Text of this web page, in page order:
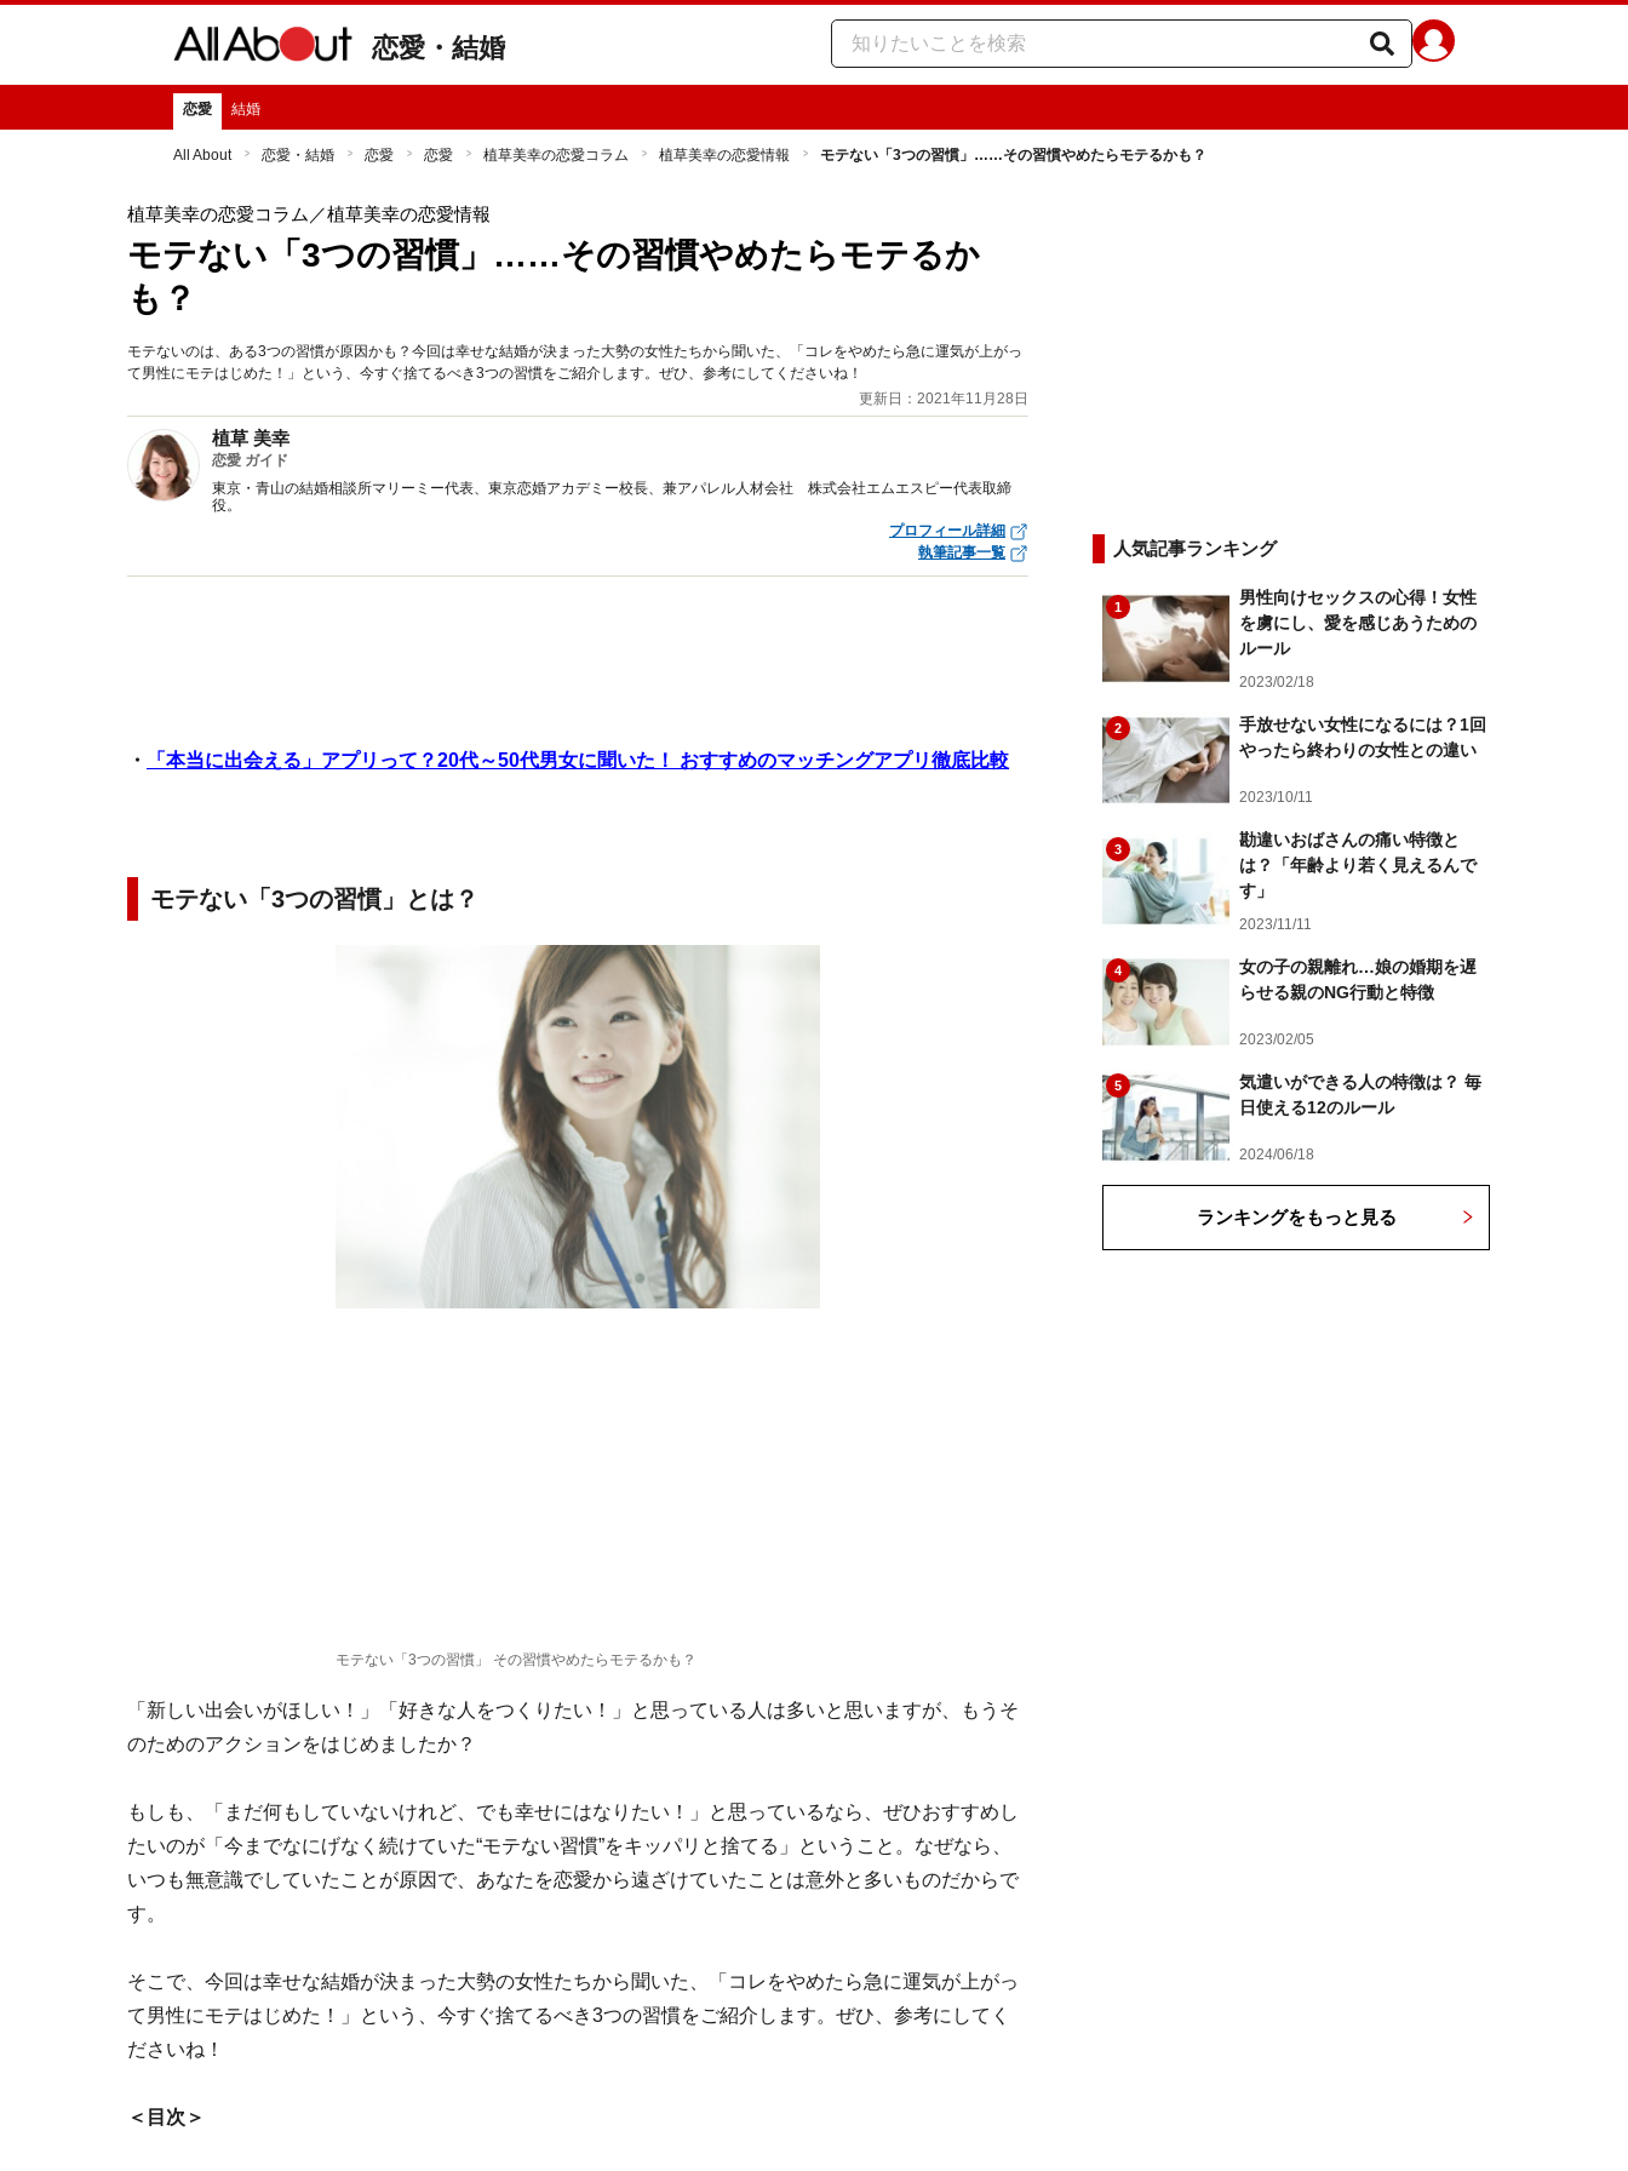
恋愛・結婚
恋愛 結婚
All About 恋愛・結婚 恋愛 恋愛 植草美幸の恋愛コラム 植草美幸の恋愛情報 モテない「3つの習慣」……その習慣やめたらモテるかも？
植草美幸の恋愛コラム ／植草美幸の恋愛情報
モテない「3つの習慣」……その習慣やめたらモテるか
も？
モテないのは、ある3つの習慣が原因かも？今回は幸せな結婚が決まった大勢の女性たちから聞いた、「コレをやめたら急に運気が上がっ
て男性にモテはじめた！」という、今すぐ捨てるべき3つの習慣をご紹介します。ぜひ、参考にしてくださいね！
更新日：2021年11月28日
植草 美幸
恋愛 ガイド
東京・青山の結婚相談所マリーミー代表、東京恋婚アカデミー校長、兼アパレル人材会社 株式会社エムエスピー代表取締
役。
プロフィール詳細
執筆記事一覧
・ 「本当に出会える」アプリって？20代～50代男女に聞いた！ おすすめのマッチングアプリ徹底比較
モテない「3つの習慣」とは？
モテない「3つの習慣」 その習慣やめたらモテるかも？
「新しい出会いがほしい！」「好きな人をつくりたい！」と思っている人は多いと思いますが、もうそ
のためのアクションをはじめましたか？
もしも、「まだ何もしていないけれど、でも幸せにはなりたい！」と思っているなら、ぜひおすすめし
たいのが「今までなにげなく続けていた“モテない習慣”をキッパリと捨てる」ということ。なぜなら、
いつも無意識でしていたことが原因で、あなたを恋愛から遠ざけていたことは意外と多いものだからで
す。
そこで、今回は幸せな結婚が決まった大勢の女性たちから聞いた、「コレをやめたら急に運気が上がっ
て男性にモテはじめた！」という、今すぐ捨てるべき3つの習慣をご紹介します。ぜひ、参考にしてく
ださいね！
＜目次＞
人気記事ランキング
1
男性向けセックスの心得！女性
を虜にし、愛を感じあうための
ルール
2023/02/18
2
手放せない女性になるには？1回
やったら終わりの女性との違い
2023/10/11
3
勘違いおばさんの痛い特徴と
は？「年齢より若く見えるんで
す」
2023/11/11
4
女の子の親離れ…娘の婚期を遅
らせる親のNG行動と特徴
2023/02/05
5
気遣いができる人の特徴は？ 毎
日使える12のルール
2024/06/18
ランキングをもっと見る